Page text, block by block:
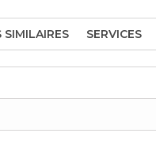
SIMILAIRES SERVICES